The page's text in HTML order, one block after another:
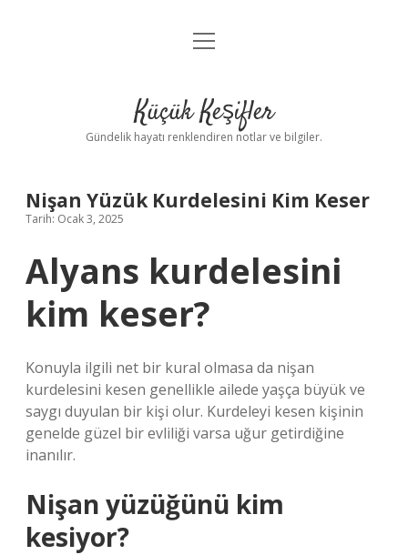
Anasayfa
Yasal Uyarı
menüyü
Küçük Keşifler
Gündelik hayatı renklendiren notlar ve bilgiler.
Nişan Yüzük Kurdelesini Kim Keser
Tarih: Ocak 3, 2025
Alyans kurdelesini
kim keser?
Konuyla ilgili net bir kural olmasa da nişan
kurdelesini kesen genellikle ailede yaşça büyük ve
saygı duyulan bir kişi olur. Kurdeleyi kesen kişinin
genelde güzel bir evliliği varsa uğur getirdiğine
inanılır.
Nişan yüzüğünü kim
kesiyor?